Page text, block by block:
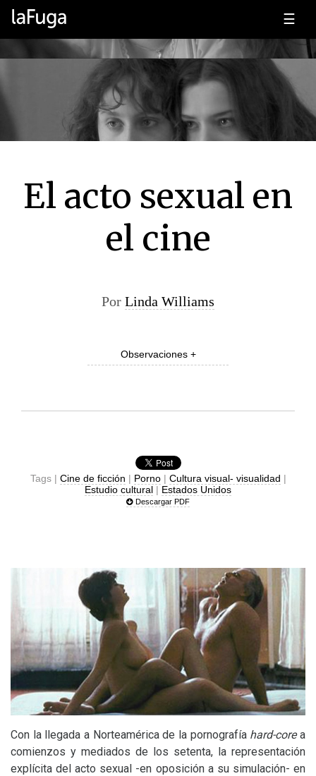
☰
El acto sexual en
el cine
Por Linda Williams
Observaciones +
Tags | Cine de ficción | Porno| Cultura visual- visualidad |
Estudio cultural | Estados Unidos
Descargar PDF
Con la llegada a Norteamérica de la pornografía hard-corea
comienzos y mediados de los setenta, la representación
explícita del acto sexual -en oposición a su simulación- en